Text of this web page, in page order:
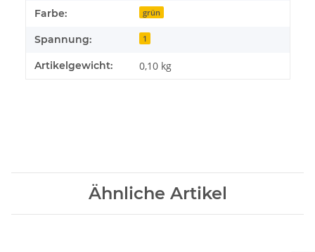
Farbe: grün
Spannung: 1
Artikelgewicht: 0,10 kg
Ähnliche Artikel